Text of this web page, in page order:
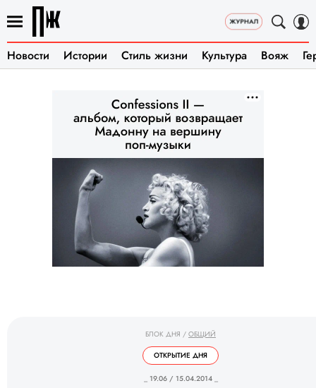
Новости Истории Стиль жизни Культура Вояж
БЛОК ДНЯ / ОБЩИЙ
ОТКРЫТИЕ ДНЯ
_ 19.06 / 15.04.2014 _